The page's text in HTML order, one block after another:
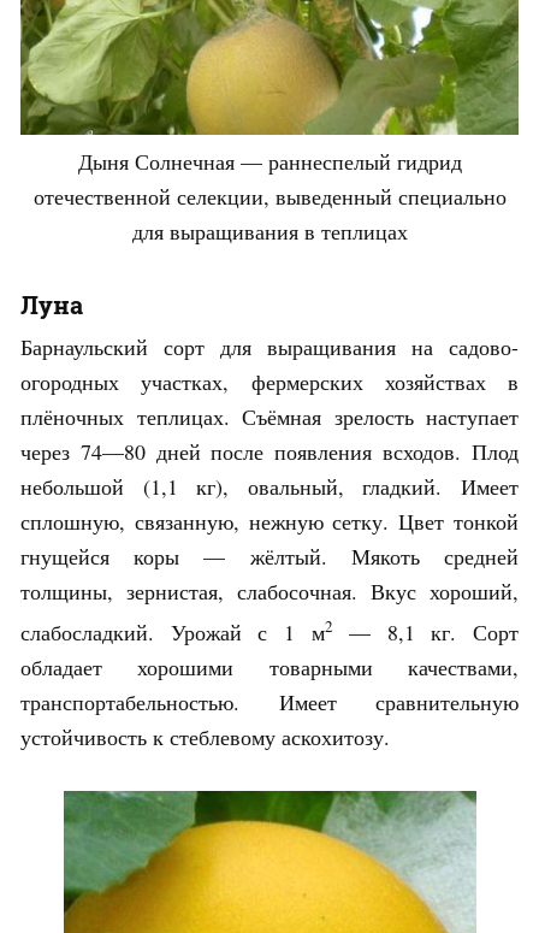
Дыня Солнечная — раннеспелый гидрид
отечественной селекции, выведенный специально
для выращивания в теплицах
Луна
Барнаульский сорт для выращивания на садово-
огородных участках, фермерских хозяйствах в
плёночных теплицах. Съёмная зрелость наступает
через 74—80 дней после появления всходов. Плод
небольшой (1,1 кг), овальный, гладкий. Имеет
сплошную, связанную, нежную сетку. Цвет тонкой
гнущейся коры — жёлтый. Мякоть средней
толщины, зернистая, слабосочная. Вкус хороший,
слабосладкий. Урожай с 1 м2
— 8,1 кг. Сорт
обладает хорошими товарными качествами,
транспортабельностью. Имеет сравнительную
устойчивость к стеблевому аскохитозу.